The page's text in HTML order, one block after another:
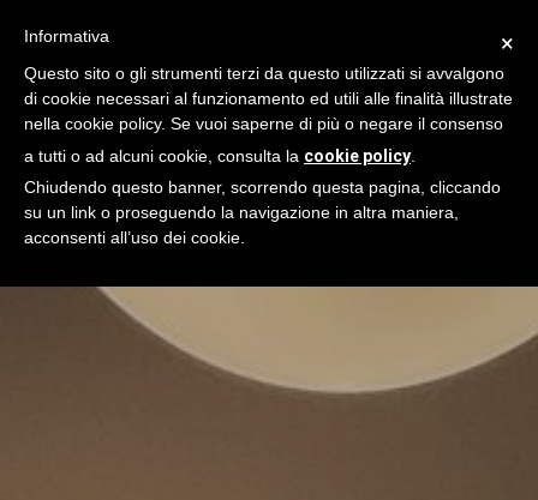
×
Informativa
Questo sito o gli strumenti terzi da questo utilizzati si avvalgono
di cookie necessari al funzionamento ed utili alle finalità illustrate
nella cookie policy. Se vuoi saperne di più o negare il consenso
a tutti o ad alcuni cookie, consulta la cookie policy
Chiudendo questo banner, scorrendo questa pagina, cliccando
su un link o proseguendo la navigazione in altra maniera,
acconsenti all’uso dei cookie.